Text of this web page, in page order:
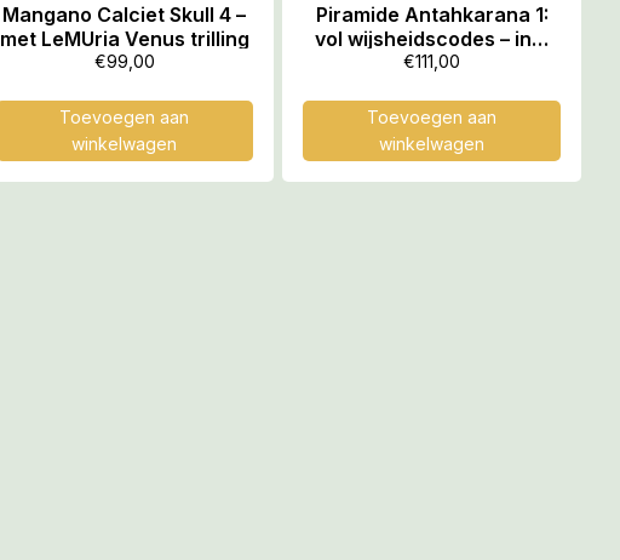
Mangano Calciet Skull 4 –
met LeMUria Venus trilling
€99,00
Toevoegen aan
winkelwagen
Piramide Antahkarana 1:
vol wijsheidscodes – incl
MP3 07
€111,00
Toevoegen aan
winkelwagen